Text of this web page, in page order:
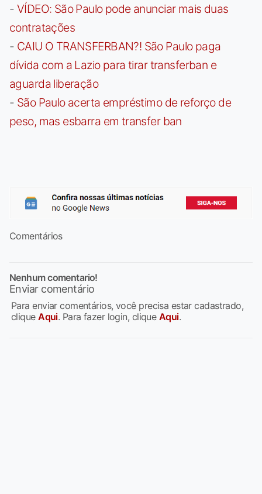
- VÍDEO: São Paulo pode anunciar mais duas
contratações
- CAIU O TRANSFERBAN?! São Paulo paga
dívida com a Lazio para tirar transferban e
aguarda liberação
- São Paulo acerta empréstimo de reforço de
peso, mas esbarra em transfer ban
Comentários
Nenhum comentario!
Enviar comentário
Para enviar comentários, você precisa estar cadastrado,
cliqueAqui. Para fazer login, clique Aqui.